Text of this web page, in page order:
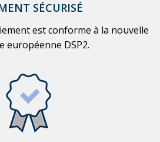
SÉCURISÉ
est conforme à la nouvelle
européenne DSP2.